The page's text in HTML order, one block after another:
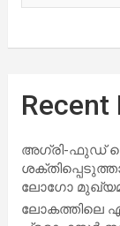
Recent
അഗ്രി-ഫുഡ്
ലോഗോ
ലോകത്തിലെ